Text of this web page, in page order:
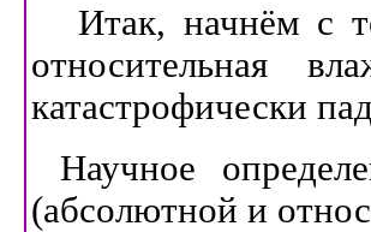
Итак, начнём с
относительная
катастрофически
Научное
(абсолютной и